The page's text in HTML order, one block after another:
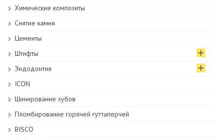
Химические композиты
Снятие камня
Цементы
Штифты
Эндодонтия
ICON
Шинирование зубов
Пломбирование горячей гуттаперчей
BISCO